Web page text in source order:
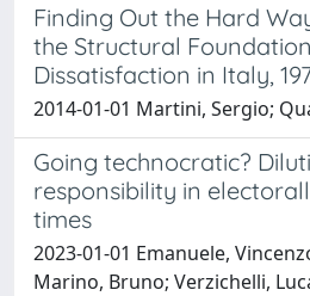
Finding Out the Hard
the Structural
Dissatisfaction in Italy,
2014-01-01 Martini, Sergio;
Going technocratic?
responsibility in
times
2023-01-01 Emanuele,
Marino, Bruno; Verzichelli,